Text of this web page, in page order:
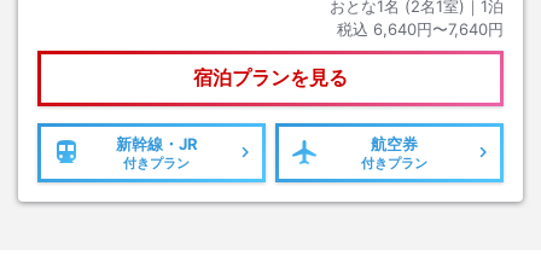
おとな1名 (2名1室)｜ 1泊
税込 6,640円〜7,640円
宿泊プランを見る
新幹線・JR
付きプラン
航空券
付きプラン